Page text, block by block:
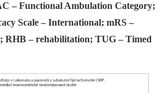
– Functional Ambulation Category;
Scale – International; mRS –
RHB – rehabilitation; TUG – Timed